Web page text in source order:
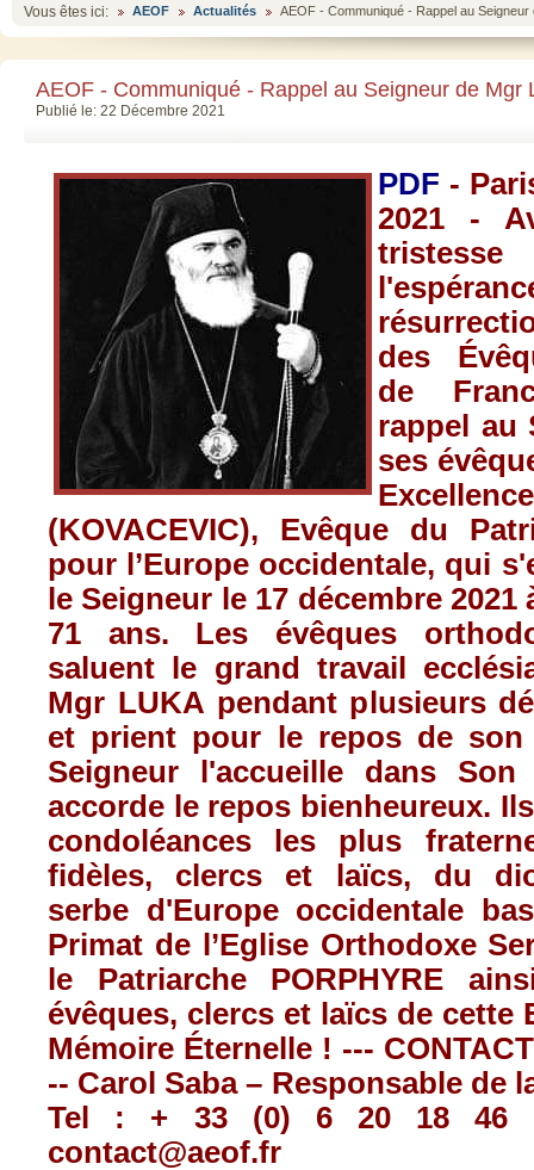
Vous êtes ici: AEOF Actualités AEOF - Communiqué - Rappel au
AEOF - Communiqué - Rappel au Seigneur de Mgr
Publié le: 22 Décembre 2021
PDF -
2021 -
des
de
rappel au
ses
(KOVACEVIC), Evêque du
pour l’Europe occidentale, qui
le Seigneur le 17 décembre 2021
71 ans. Les évêques
saluent le grand travail
Mgr LUKA pendant plusieurs
et prient pour le repos de
Seigneur l'accueille dans
accorde le repos bienheureux.
condoléances les plus
fidèles, clercs et laïcs, du
serbe d'Europe occidentale
Primat de l’Eglise Orthodoxe
le Patriarche PORPHYRE
évêques, clercs et laïcs de cette
Mémoire Éternelle ! ---
-- Carol Saba – Responsable de
Tel : + 33 (0) 6 20 18 46
contact@aeof.fr